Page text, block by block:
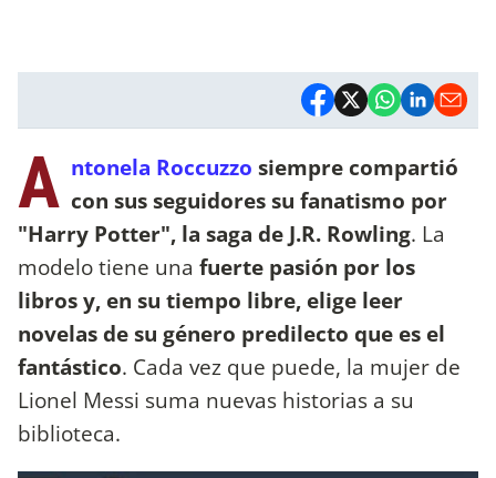
A ntonela Roccuzzo siempre compartió
con sus seguidores su fanatismo por
"Harry Potter", la saga de J.R. Rowling. La
modelo tiene una fuerte pasión por los
libros y, en su tiempo libre, elige leer
novelas de su género predilecto que es el
fantástico. Cada vez que puede, la mujer de
Lionel Messi suma nuevas historias a su
biblioteca.